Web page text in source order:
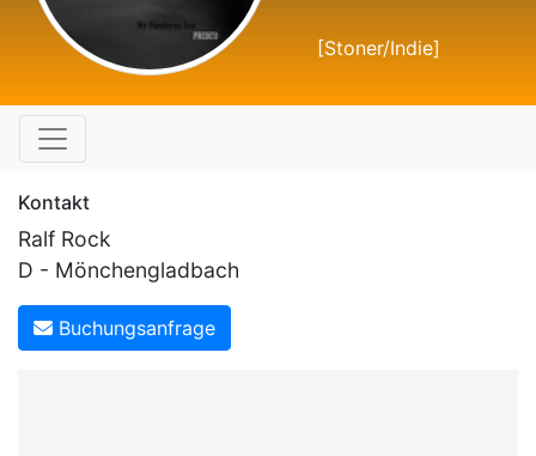
[Stoner/Indie]
Kontakt
Ralf Rock
D - Mönchengladbach
Buchungsanfrage